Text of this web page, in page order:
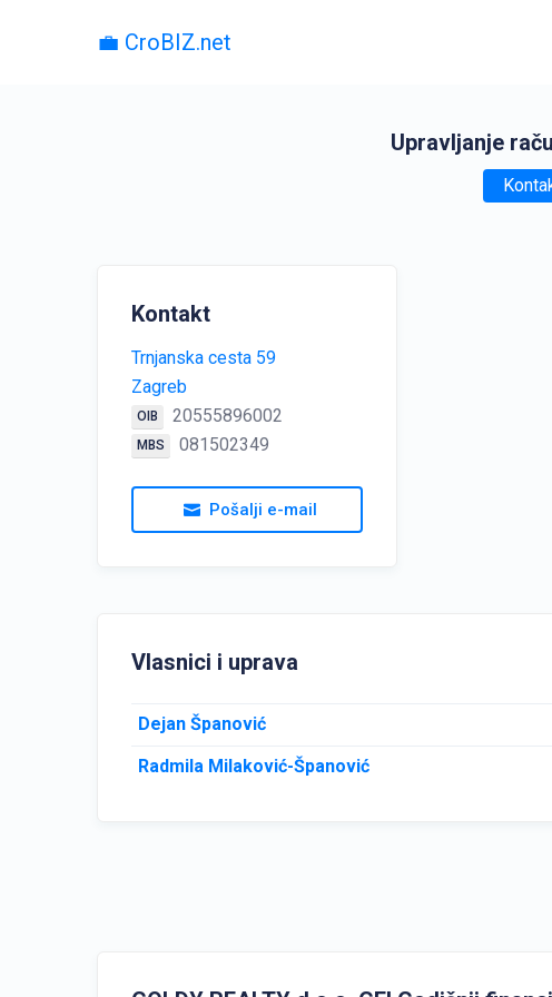
💼 CroBIZ.net
Upravljanje
Kontakt
Trnjanska cesta 59
Zagreb
OIB 20555896002
MBS 081502349
Pošalji e-mail
Vlasnici i uprava
Dejan Španović
Radmila Milaković-Španović